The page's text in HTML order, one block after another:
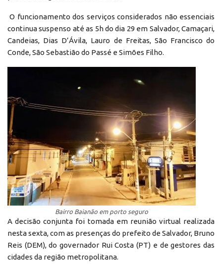
O funcionamento dos serviços considerados não essenciais
continua suspenso até as 5h do dia 29 em Salvador, Camaçari,
Candeias, Dias D’Ávila, Lauro de Freitas, São Francisco do
Conde, São Sebastião do Passé e Simões Filho.
Bairro Baianão em porto seguro
A decisão conjunta foi tomada em reunião virtual realizada
nesta sexta, com as presenças do prefeito de Salvador, Bruno
Reis (DEM), do governador Rui Costa (PT) e de gestores das
cidades da região metropolitana.